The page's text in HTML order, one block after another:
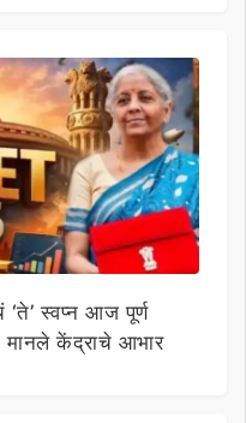
स्वप्न आज पूर्ण
मानले केंद्राचे आभार